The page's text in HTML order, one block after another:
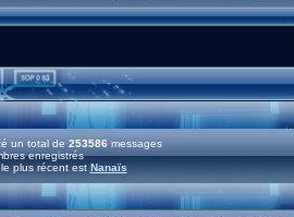
un total de 253586 messages
enregistrés
plus récent est Nanaïs